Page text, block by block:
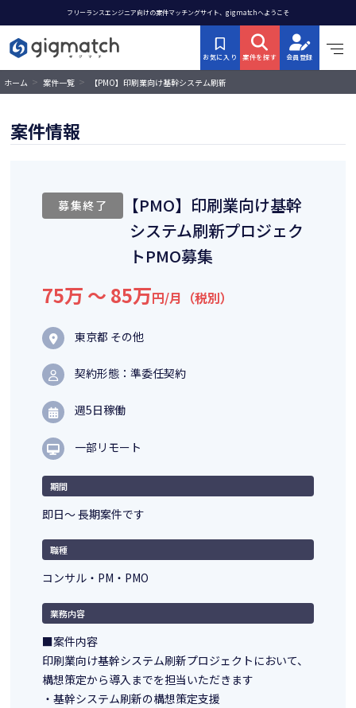
フリーランスエンジニア向けの案件マッチングサイト、gigmatchへようこそ
お気に入り 案件を探す 会員登録
ホーム > 案件一覧 >
【PMO】印刷業向け基幹システム刷新
案件情報
募集終了
【PMO】印刷業向け基幹
システム刷新プロジェク
トPMO募集
75万 〜 85万円/月（税別）
東京都 その他
契約形態：準委任契約
週5日稼働
一部リモート
期間
即日～ 長期案件です
職種
コンサル・PM・PMO
業務内容
■案件内容
印刷業向け基幹システム刷新プロジェクトにおいて、
構想策定から導入までを担当いただきます
・基幹システム刷新の構想策定支援